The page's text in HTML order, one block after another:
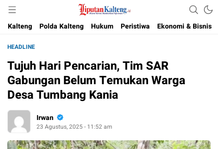
Liputan Kalteng
Akurat, Terpercaya & Independent
Kalteng
Polda Kalteng Hukum Peristiwa Ekonomi & Bisnis
HEADLINE
Tujuh Hari Pencarian, Tim SAR
Gabungan Belum Temukan Warga
Desa Tumbang Kania
Irwan
23 Agustus, 2025 - 11:52 am